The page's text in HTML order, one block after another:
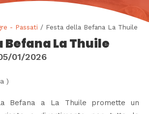
- Passati / Festa della Befana La Thuile
Befana La Thuile
01/2026
)
Befana a La Thuile promette un